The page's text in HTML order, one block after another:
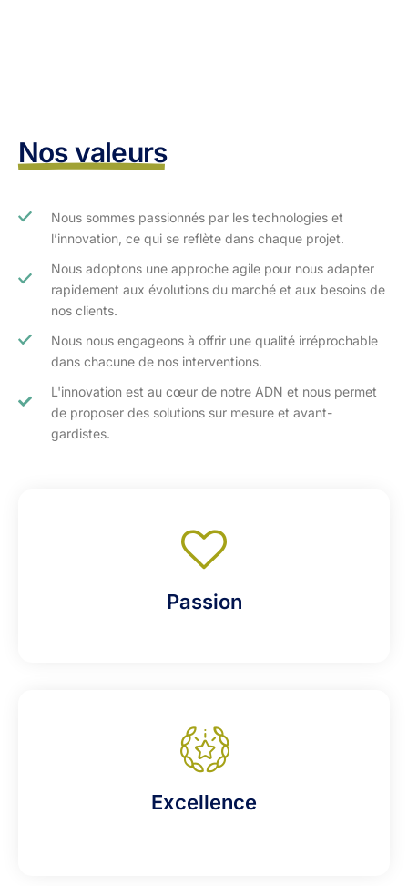
Nos valeurs
Nous sommes passionnés par les technologies et
l’innovation, ce qui se reflète dans chaque projet.
Nous adoptons une approche agile pour nous adapter
rapidement aux évolutions du marché et aux besoins de
nos clients.​
Nous nous engageons à offrir une qualité irréprochable
dans chacune de nos interventions.
L'innovation est au cœur de notre ADN et nous permet
de proposer des solutions sur mesure et avant-
gardistes.
Passion
Excellence